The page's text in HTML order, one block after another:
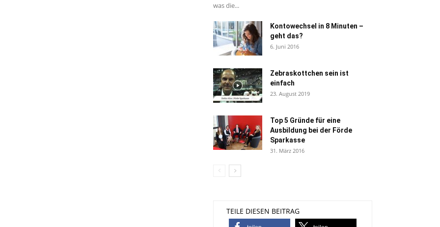
was die...
Kontowechsel in 8 Minuten –
geht das?
6. Juni 2016
Zebraskottchen sein ist
einfach
23. August 2019
Top 5 Gründe für eine
Ausbildung bei der Förde
Sparkasse
31. März 2016
TEILE DIESEN BEITRAG